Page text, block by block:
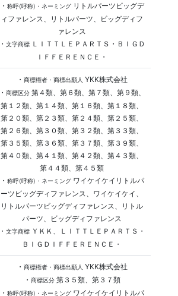
・ 称呼(呼称)・ネーミングリトルパーツビッグデ
ィファレンス、リトルパーツ、ビッグディフ
ァレンス
・ 文字商標ＬＩＴＴＬＥＰＡＲＴＳ・ＢＩＧＤ
ＩＦＦＥＲＥＮＣＥ・
・ 商標権者・商標出願人 YKK株式会社
・ 商標区分第４類、第６類、第７類、第９類、
第１２類、第１４類、第１６類、第１８類、
第２０類、第２３類、第２４類、第２５類、
第２６類、第３０類、第３２類、第３３類、
第３５類、第３６類、第３７類、第３９類、
第４０類、第４１類、第４２類、第４３類、
第４４類、第４５類
・ 称呼(呼称)・ネーミングワイケイケイリトルパ
ーツビッグディファレンス、ワイケイケイ、
リトルパーツビッグディファレンス、リトル
パーツ、ビッグディファレンス
・ 文字商標ＹＫＫ、ＬＩＴＴＬＥＰＡＲＴＳ・
ＢＩＧＤＩＦＦＥＲＥＮＣＥ・
・ 商標権者・商標出願人 YKK株式会社
・ 商標区分第３５類、第３７類
・ 称呼(呼称)・ネーミングワイケイケイリトルパ